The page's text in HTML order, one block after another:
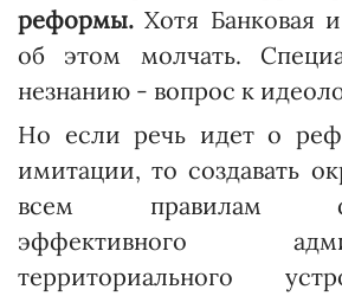
реформы. Хотя Бан­ковая
об этом молчать.
незнанию - вопрос к
Но если речь идет о
имитации, то создавать
всем правилам
эффективного
территориального